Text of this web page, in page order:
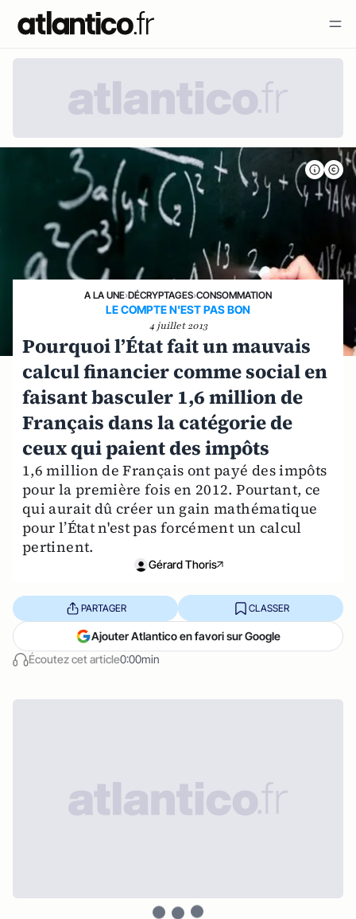
A LA UNE›DÉCRYPTAGES›CONSOMMATION
LE COMPTE N'EST PAS BON
4 juillet 2013
Pourquoi l’État fait un mauvais
calcul financier comme social en
faisant basculer 1,6 million de
Français dans la catégorie de
ceux qui paient des impôts
1,6 million de Français ont payé des impôts
pour la première fois en 2012. Pourtant, ce
qui aurait dû créer un gain mathématique
pour l’État n'est pas forcément un calcul
pertinent.
Gérard Thoris
Écoutez cet article0:00min
PARTAGER CLASSER
Ajouter Atlantico en favori sur Google